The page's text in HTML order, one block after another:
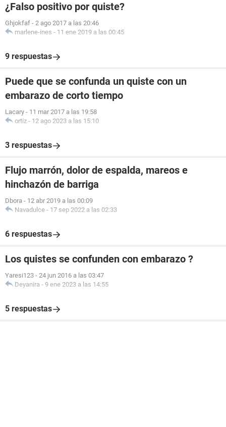
¿Falso positivo por quiste?
Ghjokfaf - 2 ago 2017 a las 20:46
marlene-ines - 11 ene 2019 a las 00:45
9 respuestas
Puede que se confunda un quiste con un
embarazo de corto tiempo
Lacary - 11 mar 2017 a las 19:58
ortiz - 12 ago 2023 a las 15:10
3 respuestas
Flujo marrón, dolor de espalda, mareos e
hinchazón de barriga
Dbora - 12 abr 2019 a las 00:09
Navadulce - 17 sep 2022 a las 02:33
6 respuestas
Los quistes se confunden con embarazo ?
Yaresi123 - 24 jun 2016 a las 03:47
Deyanira - 9 ene 2023 a las 14:55
5 respuestas